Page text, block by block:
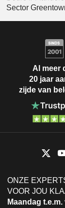
Sector
Al meer
20 jaar
zijde van
ONZE
VOOR JOU
Maandag